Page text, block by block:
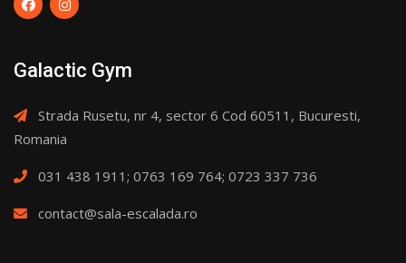
Galactic Gym
Strada Rusetu, nr 4, sector 6 Cod 60511, Bucuresti,
Romania
031 438 1911; 0763 169 764; 0723 337 736
contact@sala-escalada.ro